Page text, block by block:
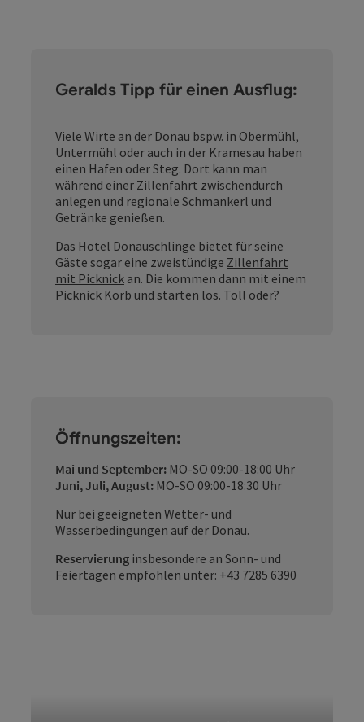
Geralds Tipp für einen Ausflug:
Viele Wirte an der Donau bspw. in Obermühl,
Untermühl oder auch in der Kramesau haben
einen Hafen oder Steg. Dort kann man
während einer Zillenfahrt zwischendurch
anlegen und regionale Schmankerl und
Getränke genießen.
Das Hotel Donauschlinge bietet für seine
Gäste sogar eine zweistündige Zillenfahrt
mit Picknick an. Die kommen dann mit einem
Picknick Korb und starten los. Toll oder?
Öffnungszeiten:
Mai und September: MO-SO 09:00-18:00 Uhr
Juni, Juli, August: MO-SO 09:00-18:30 Uhr
Nur bei geeigneten Wetter- und
Wasserbedingungen auf der Donau.
Reservierung insbesondere an Sonn- und
Feiertagen empfohlen unter: +43 7285 6390